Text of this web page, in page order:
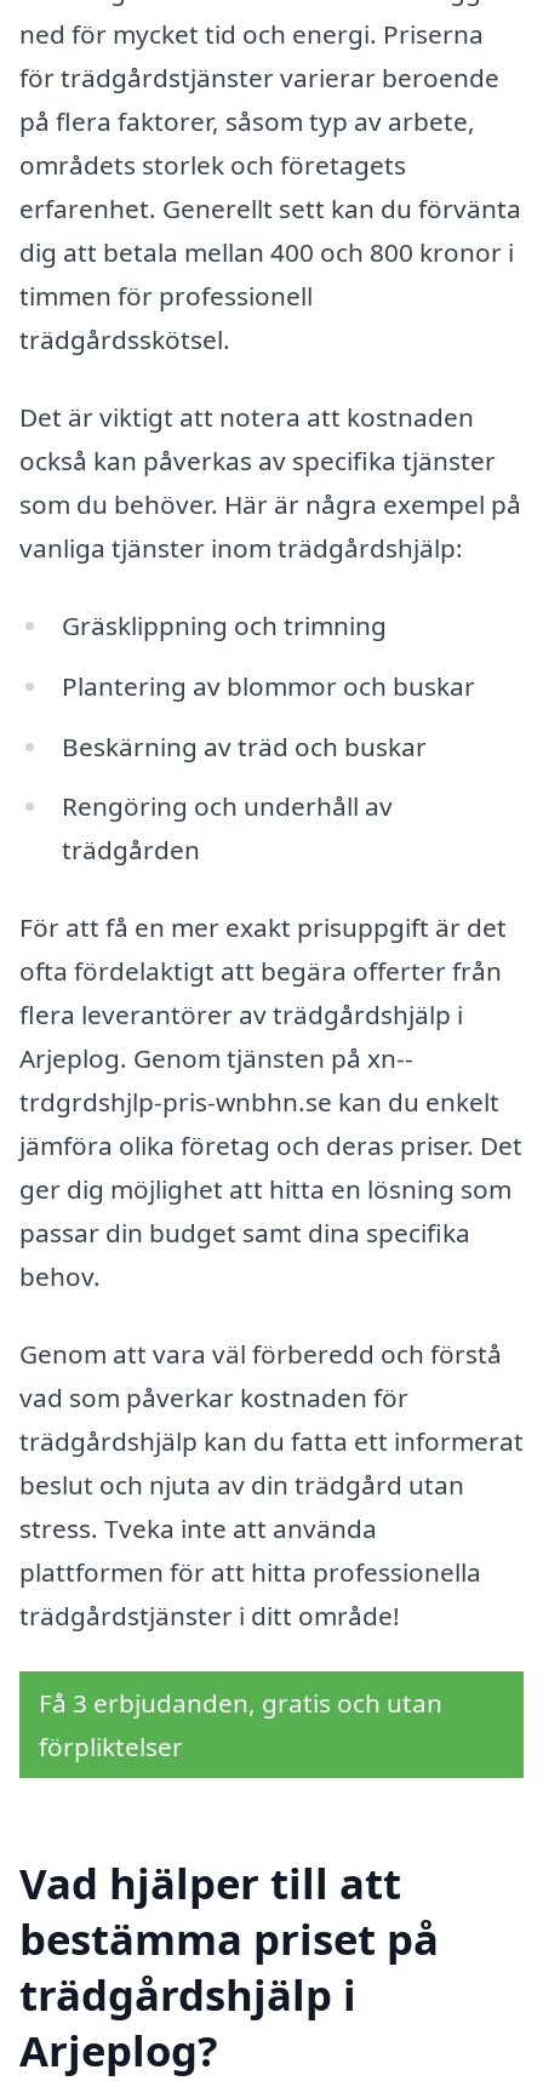
ned för mycket tid och energi. Priserna
för trädgårdstjänster varierar beroende
på flera faktorer, såsom typ av arbete,
områdets storlek och företagets
erfarenhet. Generellt sett kan du förvänta
dig att betala mellan 400 och 800 kronor i
timmen för professionell
trädgårdsskötsel.
Det är viktigt att notera att kostnaden
också kan påverkas av specifika tjänster
som du behöver. Här är några exempel på
vanliga tjänster inom trädgårdshjälp:
Gräsklippning och trimning
Plantering av blommor och buskar
Beskärning av träd och buskar
Rengöring och underhåll av
trädgården
För att få en mer exakt prisuppgift är det
ofta fördelaktigt att begära offerter från
flera leverantörer av trädgårdshjälp i
Arjeplog. Genom tjänsten på xn--
trdgrdshjlp-pris-wnbhn.se kan du enkelt
jämföra olika företag och deras priser. Det
ger dig möjlighet att hitta en lösning som
passar din budget samt dina specifika
behov.
Genom att vara väl förberedd och förstå
vad som påverkar kostnaden för
trädgårdshjälp kan du fatta ett informerat
beslut och njuta av din trädgård utan
stress. Tveka inte att använda
plattformen för att hitta professionella
trädgårdstjänster i ditt område!
Få 3 erbjudanden, gratis och utan
förpliktelser
Vad hjälper till att
bestämma priset på
trädgårdshjälp i
Arjeplog?